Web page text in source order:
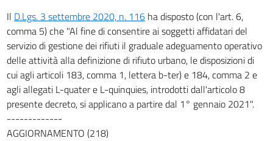
158 bis
TITOLO III
VIGILANZA, CONTROLLI E PARTECIPAZIONE
159
160
161
162
163
Il D.Lgs. 3 settembre 2020, n. 116 ha disposto (con l'art. 6,
comma 5) che "Al fine di consentire ai soggetti affidatari del
servizio di gestione dei rifiuti il graduale adeguamento operativo
delle attività alla definizione di rifiuto urbano, le disposizioni di
cui agli articoli 183, comma 1, lettera b-ter) e 184, comma 2 e
agli allegati L-quater e L-quinquies, introdotti dall'articolo 8
presente decreto, si applicano a partire dal 1° gennaio 2021".
-------------
AGGIORNAMENTO (218)